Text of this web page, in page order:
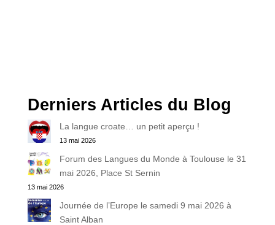
Derniers Articles du Blog
La langue croate… un petit aperçu !
13 mai 2026
Forum des Langues du Monde à Toulouse le 31
mai 2026, Place St Sernin
13 mai 2026
Journée de l’Europe le samedi 9 mai 2026 à
Saint Alban